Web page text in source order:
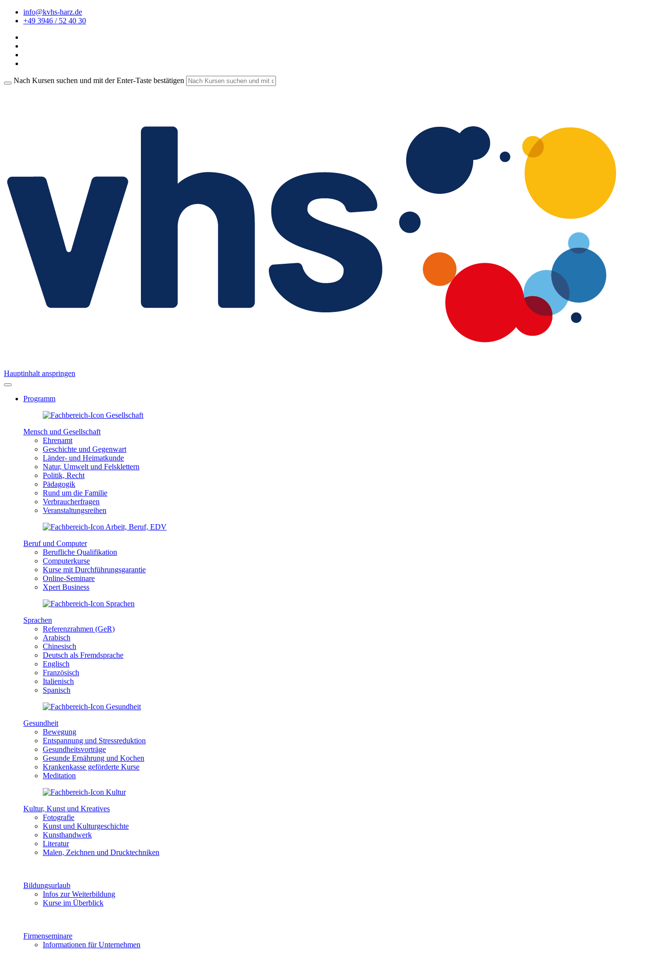
info@kvhs-harz.de
+49 3946 / 52 40 30
Nach Kursen suchen und mit der Enter-Taste bestätigen
Hauptinhalt anspringen
Programm
Mensch und Gesellschaft
Ehrenamt
Geschichte und Gegenwart
Länder- und Heimatkunde
Natur, Umwelt und Felsklettern
Politik, Recht
Pädagogik
Rund um die Familie
Verbraucherfragen
Veranstaltungsreihen
Beruf und Computer
Berufliche Qualifikation
Computerkurse
Kurse mit Durchführungsgarantie
Online-Seminare
Xpert Business
Sprachen
Referenzrahmen (GeR)
Arabisch
Chinesisch
Deutsch als Fremdsprache
Englisch
Französisch
Italienisch
Spanisch
Gesundheit
Bewegung
Entspannung und Stressreduktion
Gesundheitsvorträge
Gesunde Ernährung und Kochen
Krankenkasse geförderte Kurse
Meditation
Kultur, Kunst und Kreatives
Fotografie
Kunst und Kulturgeschichte
Kunsthandwerk
Literatur
Malen, Zeichnen und Drucktechniken
Bildungsurlaub
Infos zur Weiterbildung
Kurse im Überblick
Firmenseminare
Informationen für Unternehmen